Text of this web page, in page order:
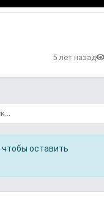
5 лет назад
чтобы оставить